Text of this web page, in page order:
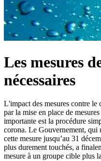
Les mesures
nécessaires
L'impact des mesures contre
par la mise en place de
importante est la procédure
corona. Le Gouvernement, qui
cette mesure jusqu’au 31
plus durement touchés, a
mesure à un groupe cible plus